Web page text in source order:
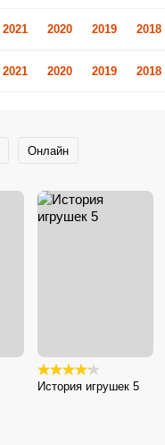
2021 2020 2019 2018
2021 2020 2019 2018
Онлайн
История игрушек 5